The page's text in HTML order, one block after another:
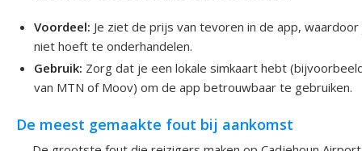
Voordeel: Je ziet de prijs van tevoren in de app,
niet hoeft te onderhandelen.
Gebruik: Zorg dat je een lokale simkaart hebt
van MTN of Moov) om de app betrouwbaar te gebruiken.
De meest gemaakte fout bij aankomst